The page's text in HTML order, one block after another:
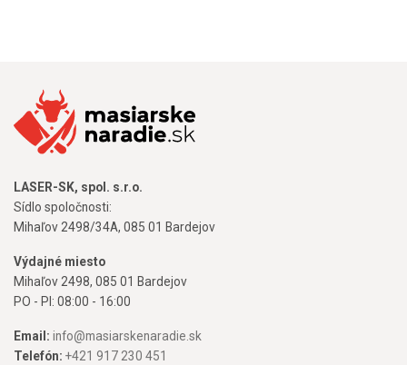
LASER-SK, spol. s.r.o.
Sídlo spoločnosti:
Mihaľov 2498/34A, 085 01 Bardejov
Výdajné miesto
Mihaľov 2498, 085 01 Bardejov
PO - PI: 08:00 - 16:00
Email: info@masiarskenaradie.sk
Telefón: +421 917 230 451